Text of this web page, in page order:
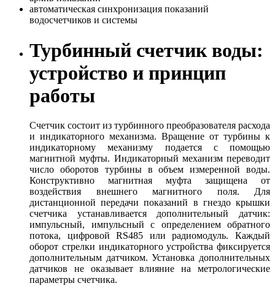
автоматическая синхронизация показаний
водосчетчиков и системы
Турбинный счетчик воды:
устройство и принцип
работы
Счетчик состоит из турбинного преобразователя расхода
и индикаторного механизма. Вращение от турбины к
индикаторному механизму подается с помощью
магнитной муфты. Индикаторный механизм переводит
число оборотов турбины в объем измеренной воды.
Конструктивно магнитная муфта защищена от
воздействия внешнего магнитного поля. Для
дистанционной передачи показаний в гнездо крышки
счетчика устанавливается дополнительный датчик:
импульсный, импульсный с определением обратного
потока, цифровой RS485 или радиомодуль. Каждый
оборот стрелки индикаторного устройства фиксируется
дополнительным датчиком. Установка дополнительных
датчиков не оказывает влияние на метрологические
параметры счетчика.